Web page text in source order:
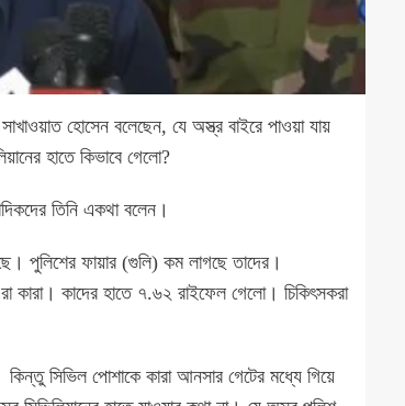
হোসেন বলেছেন, যে অস্ত্র বাইরে পাওয়া যায়
হাতে কিভাবে গেলো?
তিনি একথা বলেন।
পুলিশের ফায়ার (গুলি) কম লাগছে তাদের।
কারা। কাদের হাতে ৭.৬২ রাইফেল গেলো। চিকিৎসকরা
সিভিল পোশাকে কারা আনসার গেটের মধ্যে গিয়ে